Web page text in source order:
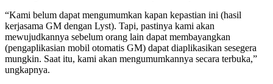
“Kami belum dapat mengumumkan kapan kepastian ini (hasil
kerjasama GM dengan Lyst). Tapi, pastinya kami akan
mewujudkannya sebelum orang lain dapat membayangkan
(pengaplikasian mobil otomatis GM) dapat diaplikasikan sesegera
mungkin. Saat itu, kami akan mengumumkannya secara terbuka,”
ungkapnya.